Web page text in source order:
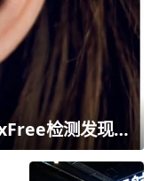
81款主流耳机全军覆没：ToxFree检测发现均含对人体有害化学物质